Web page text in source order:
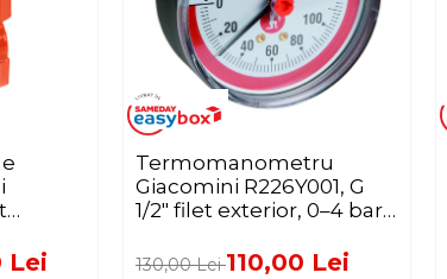
Lei
Termomanometru
Giacomini R226Y001, G
1/2" filet exterior, 0–4 bar,
130,00 Lei110,00 Lei